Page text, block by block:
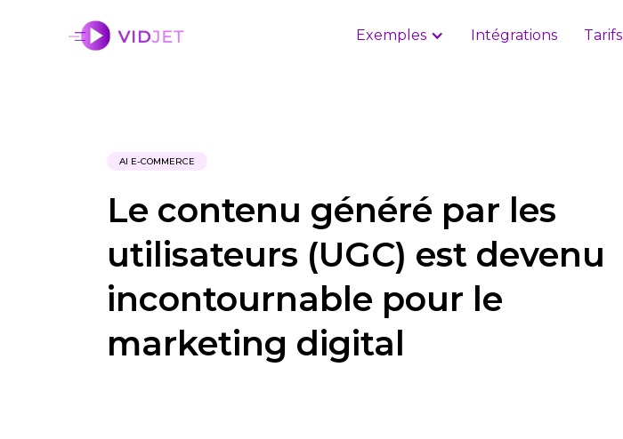
Exemples Intégrations Tarifs
AI E-COMMERCE
Le contenu généré par les
utilisateurs (UGC) est devenu
incontournable pour le
marketing digital